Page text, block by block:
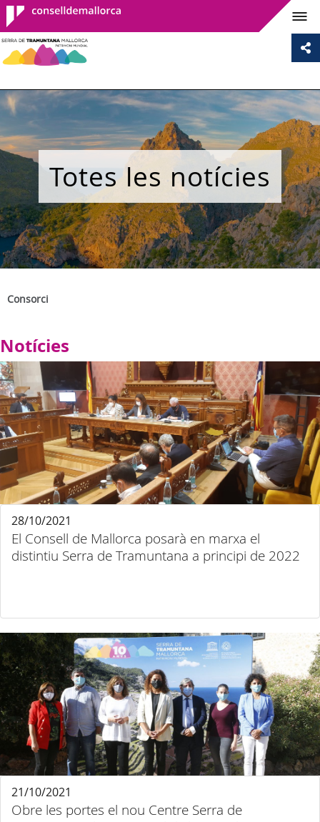
Consell de
Mallorca
Totes les notícies
Consorci
Notícies
El Consell de Mallorca posarà en marxa el
distintiu Serra de Tramuntana a principi de 2022
28/10/2021
Obre les portes el nou Centre Serra de
21/10/2021